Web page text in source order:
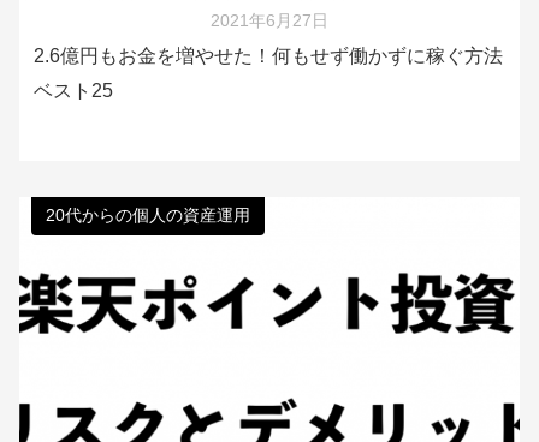
2021年6月27日
2.6億円もお金を増やせた！何もせず働かずに稼ぐ方法
ベスト25
20代からの個人の資産運用